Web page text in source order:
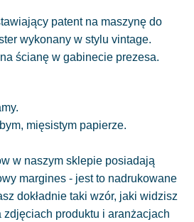
patent na maszynę do
wykonany w stylu vintage.
ścianę w gabinecie prezesa.
mięsistym papierze.
w naszym sklepie posiadają
margines - jest to nadrukowane
dokładnie taki wzór, jaki widzisz
produktu i aranżacjach